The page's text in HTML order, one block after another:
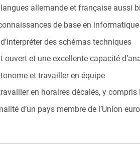
allemande et française aussi
de base en informatique
des schémas techniques
ouvert et une excellente capacité
et travailler en équipe
en horaires décalés, y
d’un pays membre de l’Union